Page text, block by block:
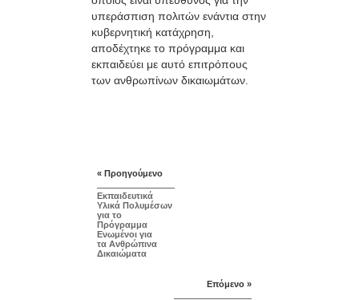
υπεράσπιση πολιτών ενάντια στην
κυβερνητική κατάχρηση,
αποδέχτηκε το πρόγραμμα και
εκπαιδεύει με αυτό επιτρόπους
των ανθρωπίνων δικαιωμάτων.
« Προηγούμενο
Εκπαιδευτικά
Υλικά Πολυμέσων
για το
Πρόγραμμα
Ενωμένοι για
τα Ανθρώπινα
Δικαιώματα
Επόμενο »